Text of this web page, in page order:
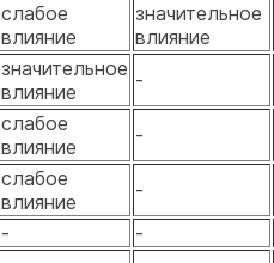
слабое
влияние
значительное
влияние
значительное
влияние
-
слабое
влияние
-
слабое
влияние
-
- -